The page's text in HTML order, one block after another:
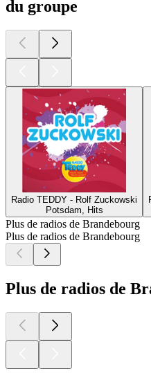
du groupe
Radio TEDDY - Rolf Zuckowski
Potsdam, Hits
Plus de radios de Brandebourg
Plus de radios de Brandebourg
Plus de radios de